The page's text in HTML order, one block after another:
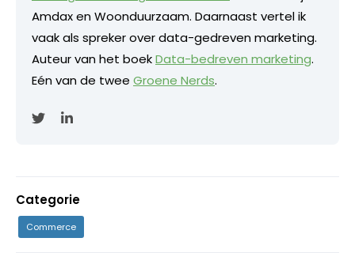
Amdax en Woonduurzaam. Daarnaast vertel ik
vaak als spreker over data-gedreven marketing.
Auteur van het boekData-bedreven marketing.
Eén van de twee Groene Nerds.
Categorie
Commerce